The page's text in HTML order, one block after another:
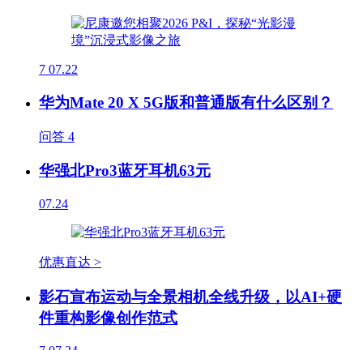
7 07.22
华为Mate 20 X 5G版和普通版有什么区别？
问答 4
华强北Pro3蓝牙耳机63元
07.24
优惠直达 >
影石宣布运动与全景相机全线升级，以AI+硬
件重构影像创作范式